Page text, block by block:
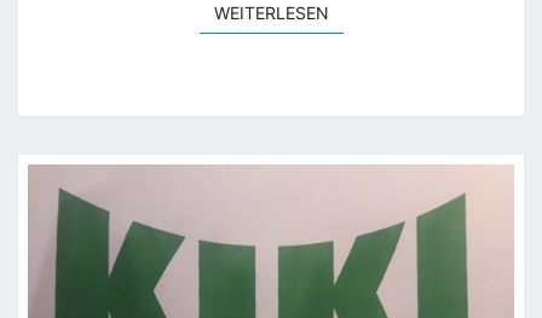
WEITERLESENWEITERLESEN